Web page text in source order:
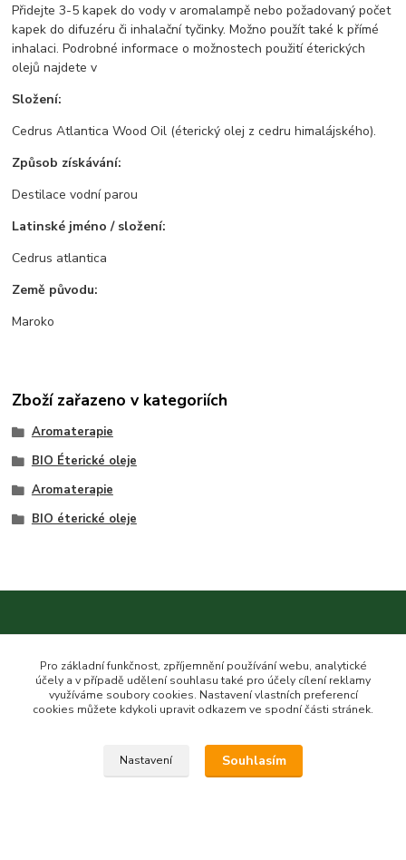
Přidejte 3-5 kapek do vody v aromalampě nebo požadovaný počet
kapek do difuzéru či inhalační tyčinky. Možno použít také k přímé
inhalaci. Podrobné informace o možnostech použití éterických
olejů najdete v
Složení:
Cedrus Atlantica Wood Oil (éterický olej z cedru himalájského).
Způsob získávání:
Destilace vodní parou
Latinské jméno / složení:
Cedrus atlantica
Země původu:
Maroko
Zboží zařazeno v kategoriích
Aromaterapie
BIO Éterické oleje
Aromaterapie
BIO éterické oleje
Pro základní funkčnost, zpříjemnění používání webu, analytické
účely a v případě udělení souhlasu také pro účely cílení reklamy
využíváme soubory cookies. Nastavení vlastních preferencí
cookies můžete kdykoli upravit odkazem ve spodní části stránek.
Nastavení Souhlasím